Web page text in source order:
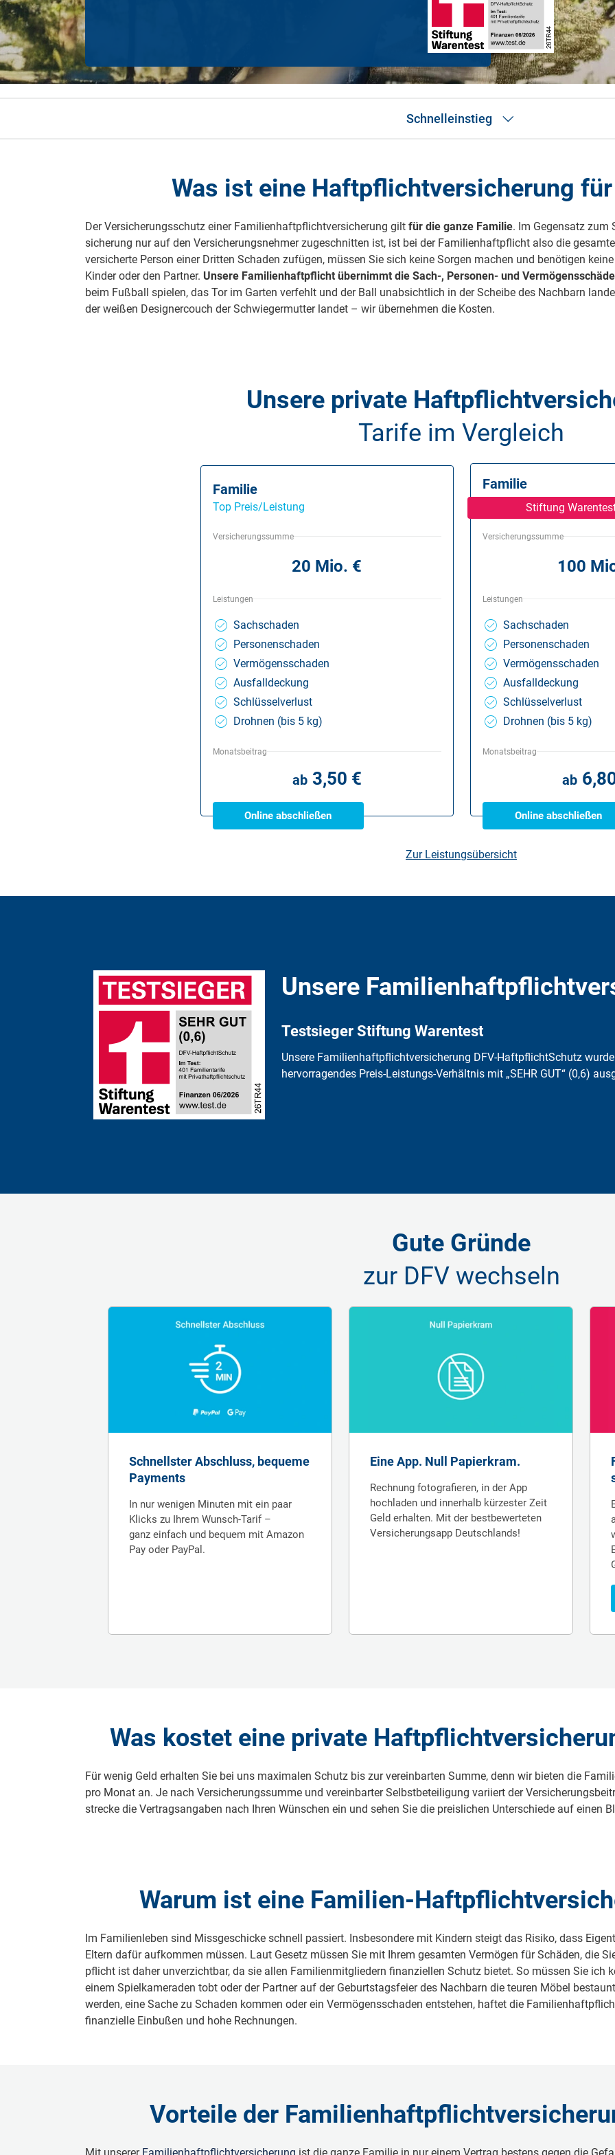
Zahnzusatzversicherung für Kinder
Zwingerhusten beim Hund
Krank im Urlaub
Reiseapotheke
Portugal UrlaubSchnelleinstieg
Vorteile
Wichtige Gründe
Häufige Fragen
Produktunterlagen
Produktempfehlung
Was ist eine Haftpflichtversicherung
Der Versicherungsschutz einer Familienhaft­pflichtversicherung gilt für die ganze Familie. Im Gegensatz
sicherung nur auf den Versicherungs­nehmer zugeschnitten ist, ist bei der Familien­haftpflicht also die
versicherte Person einer Dritten Schaden zufügen, müssen Sie sich keine Sorgen machen und benötigen
Kinder oder den Partner. Unsere Familien­haftpflicht übernimmt die Sach-, Personen- und
beim Fußball spielen, das Tor im Garten verfehlt und der Ball unabsichtlich in der Scheibe des Nach­barn
der weißen Designer­couch der Schwie­germutter landet – wir übernehmen die Kosten.
Unsere private
Tarife im Vergleich
Familie
Top Preis/Leistung
Versicherungssumme
20 Mio. €
Leistungen
Sachschaden
Personenschaden
Vermögensschaden
Ausfalldeckung
Schlüsselverlust
Drohnen (bis 5 kg)
Monatsbeitrag
ab 3,50 €
Online abschließen
Familie
Stiftung
Versicherungssumme
100
Leistungen
Sachschaden
Personenschaden
Vermögensschaden
Ausfalldeckung
Schlüsselverlust
Drohnen (bis 5 kg)
Monatsbeitrag
ab
Online abschließen
Zur Leistungsübersicht
Unsere
Testsieger Stiftung Warentest
Unsere Familienhaftpflichtversicherung DFV-HaftpflichtSchutz
hervorragendes Preis-Leistungs-Verhältnis mit „SEHR GUT“ (0,6)
Gute Gründe
zur DFV wechseln
Schnellster Abschluss, bequeme
Payments
In nur wenigen Minuten mit ein paar
Klicks zu Ihrem Wunsch-Tarif –
ganz einfach und bequem mit Amazon
Pay oder PayPal.
Eine App. Null Papierkram.
Rechnung fotografieren, in der App
hochladen und innerhalb kürzester Zeit
Geld erhalten. Mit der best­bewerteten
Versicherungs­app Deutschlands!
Was kostet eine private
Für wenig Geld erhalten Sie bei uns maximalen Schutz bis zur vereinbarten Summe, denn wir bieten die
pro Monat an. Je nach Versicher­ungssumme und vereinbarter Selbstbeteiligung variiert der
strecke die Ver­tragsangaben nach Ihren Wünschen ein und sehen Sie die preislichen Unterschiede auf einen
Warum ist eine Familien-
Im Familienleben sind Missgeschicke schnell passiert. Insbesondere mit Kindern steigt das Risiko, dass
Eltern dafür aufkommen müssen. Laut Gesetz müssen Sie mit Ihrem gesamten Vermögen für Schäden, die
pflicht ist daher unverzichtbar, da sie allen Familienmitgliedern finanziellen Schutz bietet. So müssen Sie ich
einem Spielkameraden tobt oder der Partner auf der Geburtstagsfeier des Nachbarn die teuren Möbel
werden, eine Sache zu Schaden kommen oder ein Vermögensschaden entstehen, haftet die
finanzielle Einbußen und hohe Rechnungen.
Vorteile der